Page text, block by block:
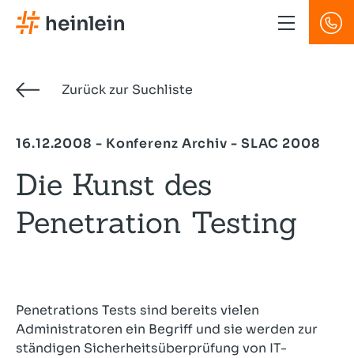
Direkt
zum
Zurück zur Suchliste
16.12.2008 - Konferenz Archiv - SLAC 2008
Die Kunst des
Penetration Testing
Penetrations Tests sind bereits vielen
Administratoren ein Begriff und sie werden zur
ständigen Sicherheitsüberprüfung von IT-